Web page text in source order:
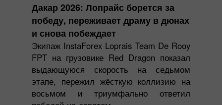
Дакар 2026: Лопрайс борется за
победу, переживает драму в дюнах
и снова побеждает
Экипаж InstaForex Loprais Team De Rooy
FPT на грузовике Red Dragon показал
выдающуюся скорость на седьмом
этапе, пережил жёсткую коллизию на
восьмом и триумфально ответил